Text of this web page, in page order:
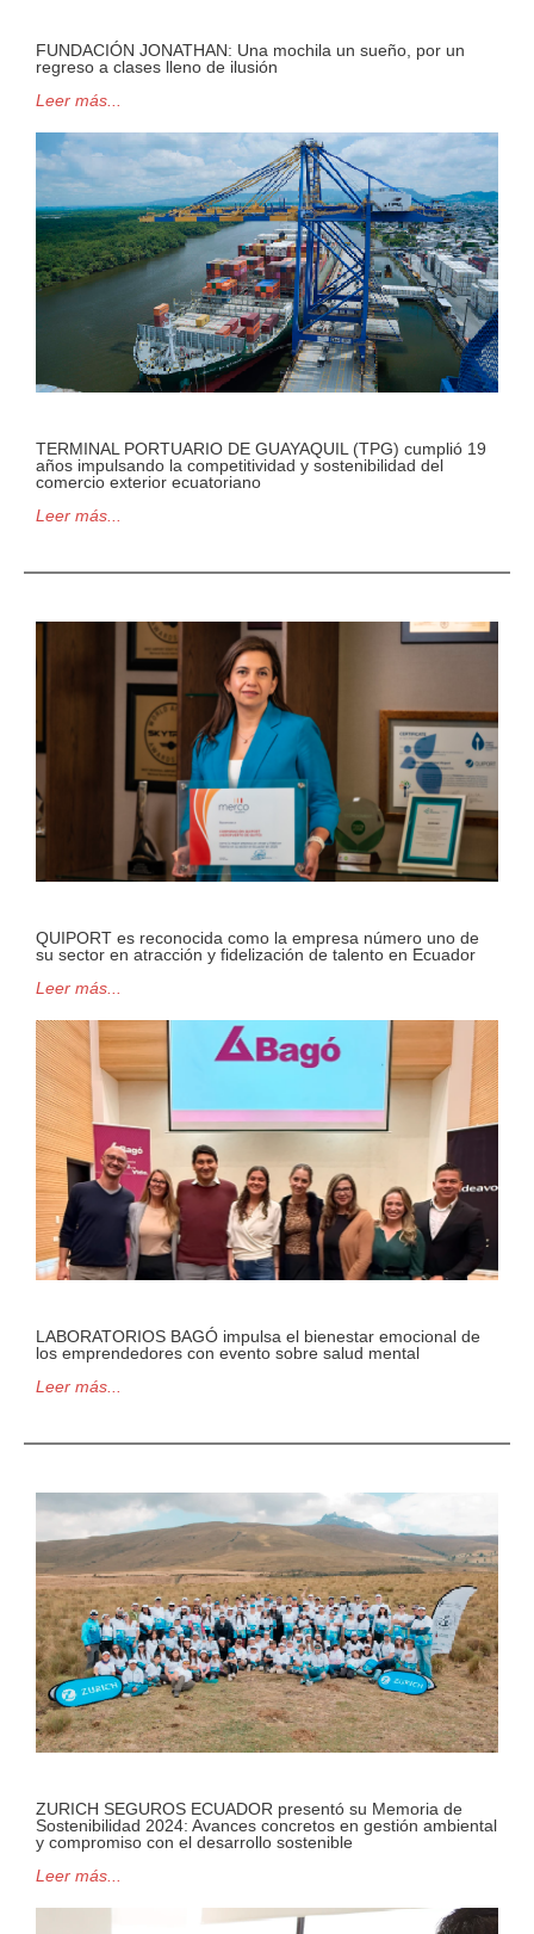
FUNDACIÓN JONATHAN: Una mochila un sueño, por un
regreso a clases lleno de ilusión
Leer más...
TERMINAL PORTUARIO DE GUAYAQUIL (TPG) cumplió 19
años impulsando la competitividad y sostenibilidad del
comercio exterior ecuatoriano
Leer más...
QUIPORT es reconocida como la empresa número uno de
su sector en atracción y fidelización de talento en Ecuador
Leer más...
LABORATORIOS BAGÓ impulsa el bienestar emocional de
los emprendedores con evento sobre salud mental
Leer más...
ZURICH SEGUROS ECUADOR presentó su Memoria de
Sostenibilidad 2024: Avances concretos en gestión ambiental
y compromiso con el desarrollo sostenible
Leer más...